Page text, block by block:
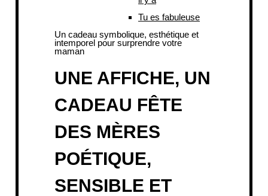
Tu es fabuleuse
Un cadeau symbolique, esthétique et
intemporel pour surprendre votre
maman
UNE AFFICHE, UN
CADEAU FÊTE
DES MÈRES
POÉTIQUE,
SENSIBLE ET